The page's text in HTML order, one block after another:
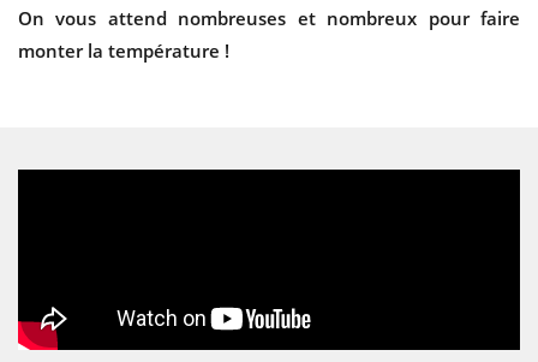
On vous attend nombreuses et nombreux pour faire
monter la température !